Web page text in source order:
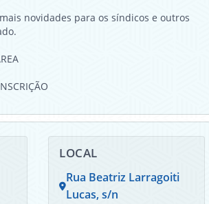
novidades para os síndicos e outros
LOCAL
Rua Beatriz Larragoiti
Lucas, s/n